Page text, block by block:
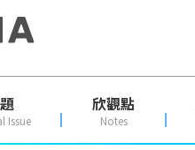
Issue
欣觀點
Notes